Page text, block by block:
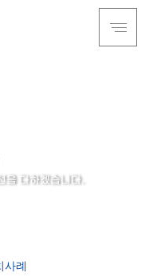
을 다하겠습니다.
사례